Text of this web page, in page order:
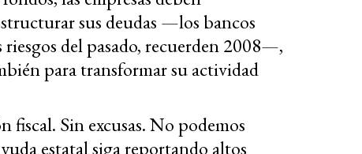
sus deudas —los bancos
riesgos del pasado, recuerden 2008—,
para transformar su actividad
fiscal. Sin excusas. No podemos
estatal siga reportando altos